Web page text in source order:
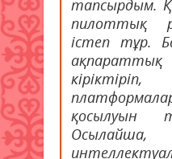
тапсырдым.
пилоттық
істеп тұр.
қосылуын